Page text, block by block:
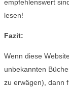
empfehlenswert
lesen!
Fazit:
Wenn diese
unbekannten
zu erwägen), dann